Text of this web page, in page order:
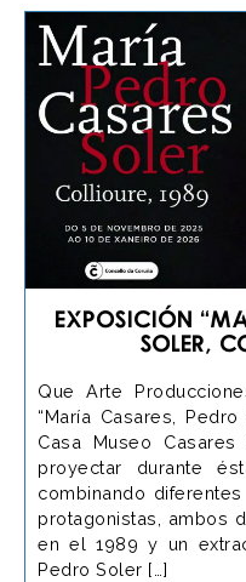
Exposición
Soler,
Que Arte
“María Casares,
Casa Museo
proyectar durante
combinando
protagonistas, ambos
en el 1989 y un
Pedro Soler […]